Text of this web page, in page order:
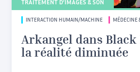
TRAITEMENT D’IMAGES & SON
INTERACTION HUMAIN/MACHINE MÉDECINE
Arkangel dans
la réalité diminuée